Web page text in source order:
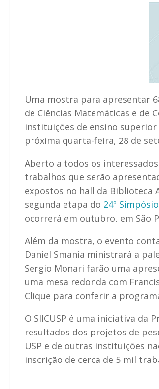
Uma mostra para apresentar
de Ciências Matemáticas e de
instituições de ensino superior
próxima quarta-feira, 28 de
Aberto a todos os
trabalhos que serão
expostos no hall da Biblioteca
segunda etapa do 24º
ocorrerá em outubro, em São
Além da mostra, o evento
Daniel Smania ministrará a
Sergio Monari farão uma
uma mesa redonda com
Clique para conferir a
O SIICUSP é uma iniciativa da
resultados dos projetos de
USP e de outras instituições
inscrição de cerca de 5 mil